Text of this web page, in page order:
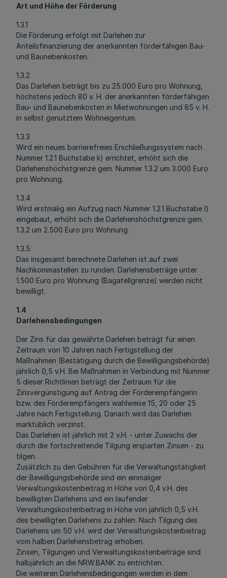
Art und Höhe der Förderung
1.3.1
Die Förderung erfolgt mit Darlehen zur
Anteilsfinanzierung der anerkannten förderfähigen Bau-
und Baunebenkosten.
1.3.2
Das Darlehen beträgt bis zu 25.000 Euro pro Wohnung,
höchstens jedoch 80 v. H. der anerkannten förderfähigen
Bau- und Baunebenkosten in Mietwohnungen und 85 v. H.
in selbst genutztem Wohneigentum.
1.3.3
Wird ein neues barrierefreies Erschließungssystem nach
Nummer 1.2.1 Buchstabe k) errichtet, erhöht sich die
Darlehenshöchstgrenze gem. Nummer 1.3.2 um 3.000 Euro
pro Wohnung.
1.3.4
Wird erstmalig ein Aufzug nach Nummer 1.2.1 Buchstabe l)
eingebaut, erhöht sich die Darlehenshöchstgrenze gem.
1.3.2 um 2.500 Euro pro Wohnung.
1.3.5
Das insgesamt berechnete Darlehen ist auf zwei
Nachkommastellen zu runden. Darlehensbeträge unter
1.500 Euro pro Wohnung (Bagatellgrenze) werden nicht
bewilligt.
1.4
Darlehensbedingungen
Der Zins für das gewährte Darlehen beträgt für einen
Zeitraum von 10 Jahren nach Fertigstellung der
Maßnahmen (Bestätigung durch die Bewilligungsbehörde)
jährlich 0,5 v.H. Bei Maßnahmen in Verbindung mit Nummer
5 dieser Richtlinien beträgt der Zeitraum für die
Zinsvergünstigung auf Antrag der Förderempfängerin
bzw. des Förderempfängers wahlweise 15, 20 oder 25
Jahre nach Fertigstellung. Danach wird das Darlehen
marktüblich verzinst.
Das Darlehen ist jährlich mit 2 v.H. - unter Zuwachs der
durch die fortschreitende Tilgung ersparten Zinsen - zu
tilgen.
Zusätzlich zu den Gebühren für die Verwaltungstätigkeit
der Bewilligungsbehörde sind ein einmaliger
Verwaltungskostenbeitrag in Höhe von 0,4 v.H. des
bewilligten Darlehens und ein laufender
Verwaltungskostenbeitrag in Höhe von jährlich 0,5 v.H.
des bewilligten Darlehens zu zahlen. Nach Tilgung des
Darlehens um 50 v.H. wird der Verwaltungskostenbeitrag
vom halben Darlehensbetrag erhoben.
Zinsen, Tilgungen und Verwaltungskostenbeiträge sind
halbjährlich an die NRW.BANK zu entrichten.
Die weiteren Darlehensbedingungen werden in dem